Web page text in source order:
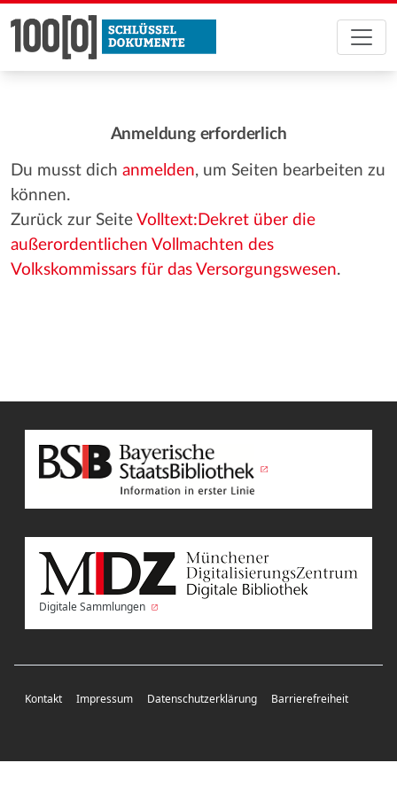
Anmeldung erforderlich
Du musst dich anmelden, um Seiten bearbeiten zu
können.
Zurück zur Seite Volltext:Dekret über die
außerordentlichen Vollmachten des
Volkskommissars für das Versorgungswesen.
Digitale Sammlungen
Kontakt Impressum Datenschutzerklärung Barrierefreiheit